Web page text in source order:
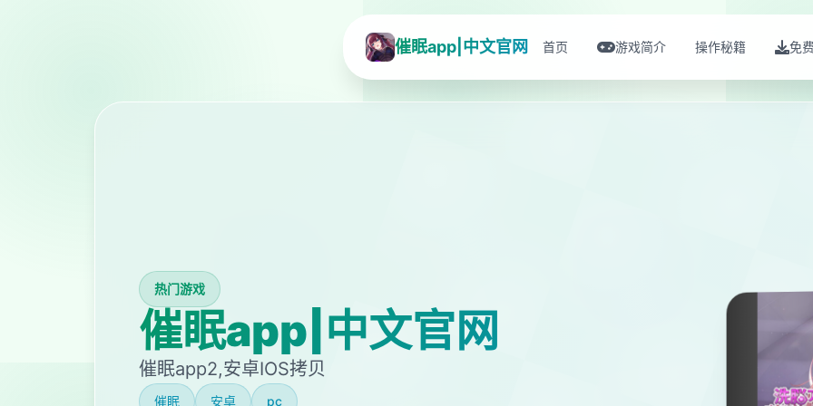
催眠app|中文官网 首页 游戏简介 操作秘籍 免
热门游戏
催眠app|中文官网
催眠app2,安卓IOS拷贝
催眠 安卓 pc